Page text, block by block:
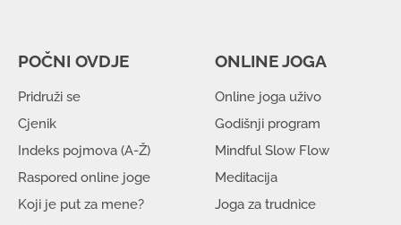
POČNI OVDJE
Pridruži se
Cjenik
Indeks pojmova (A-Ž)
Raspored online joge
Koji je put za mene?
ONLINE JOGA
Online joga uživo
Godišnji program
Mindful Slow Flow
Meditacija
Joga za trudnice